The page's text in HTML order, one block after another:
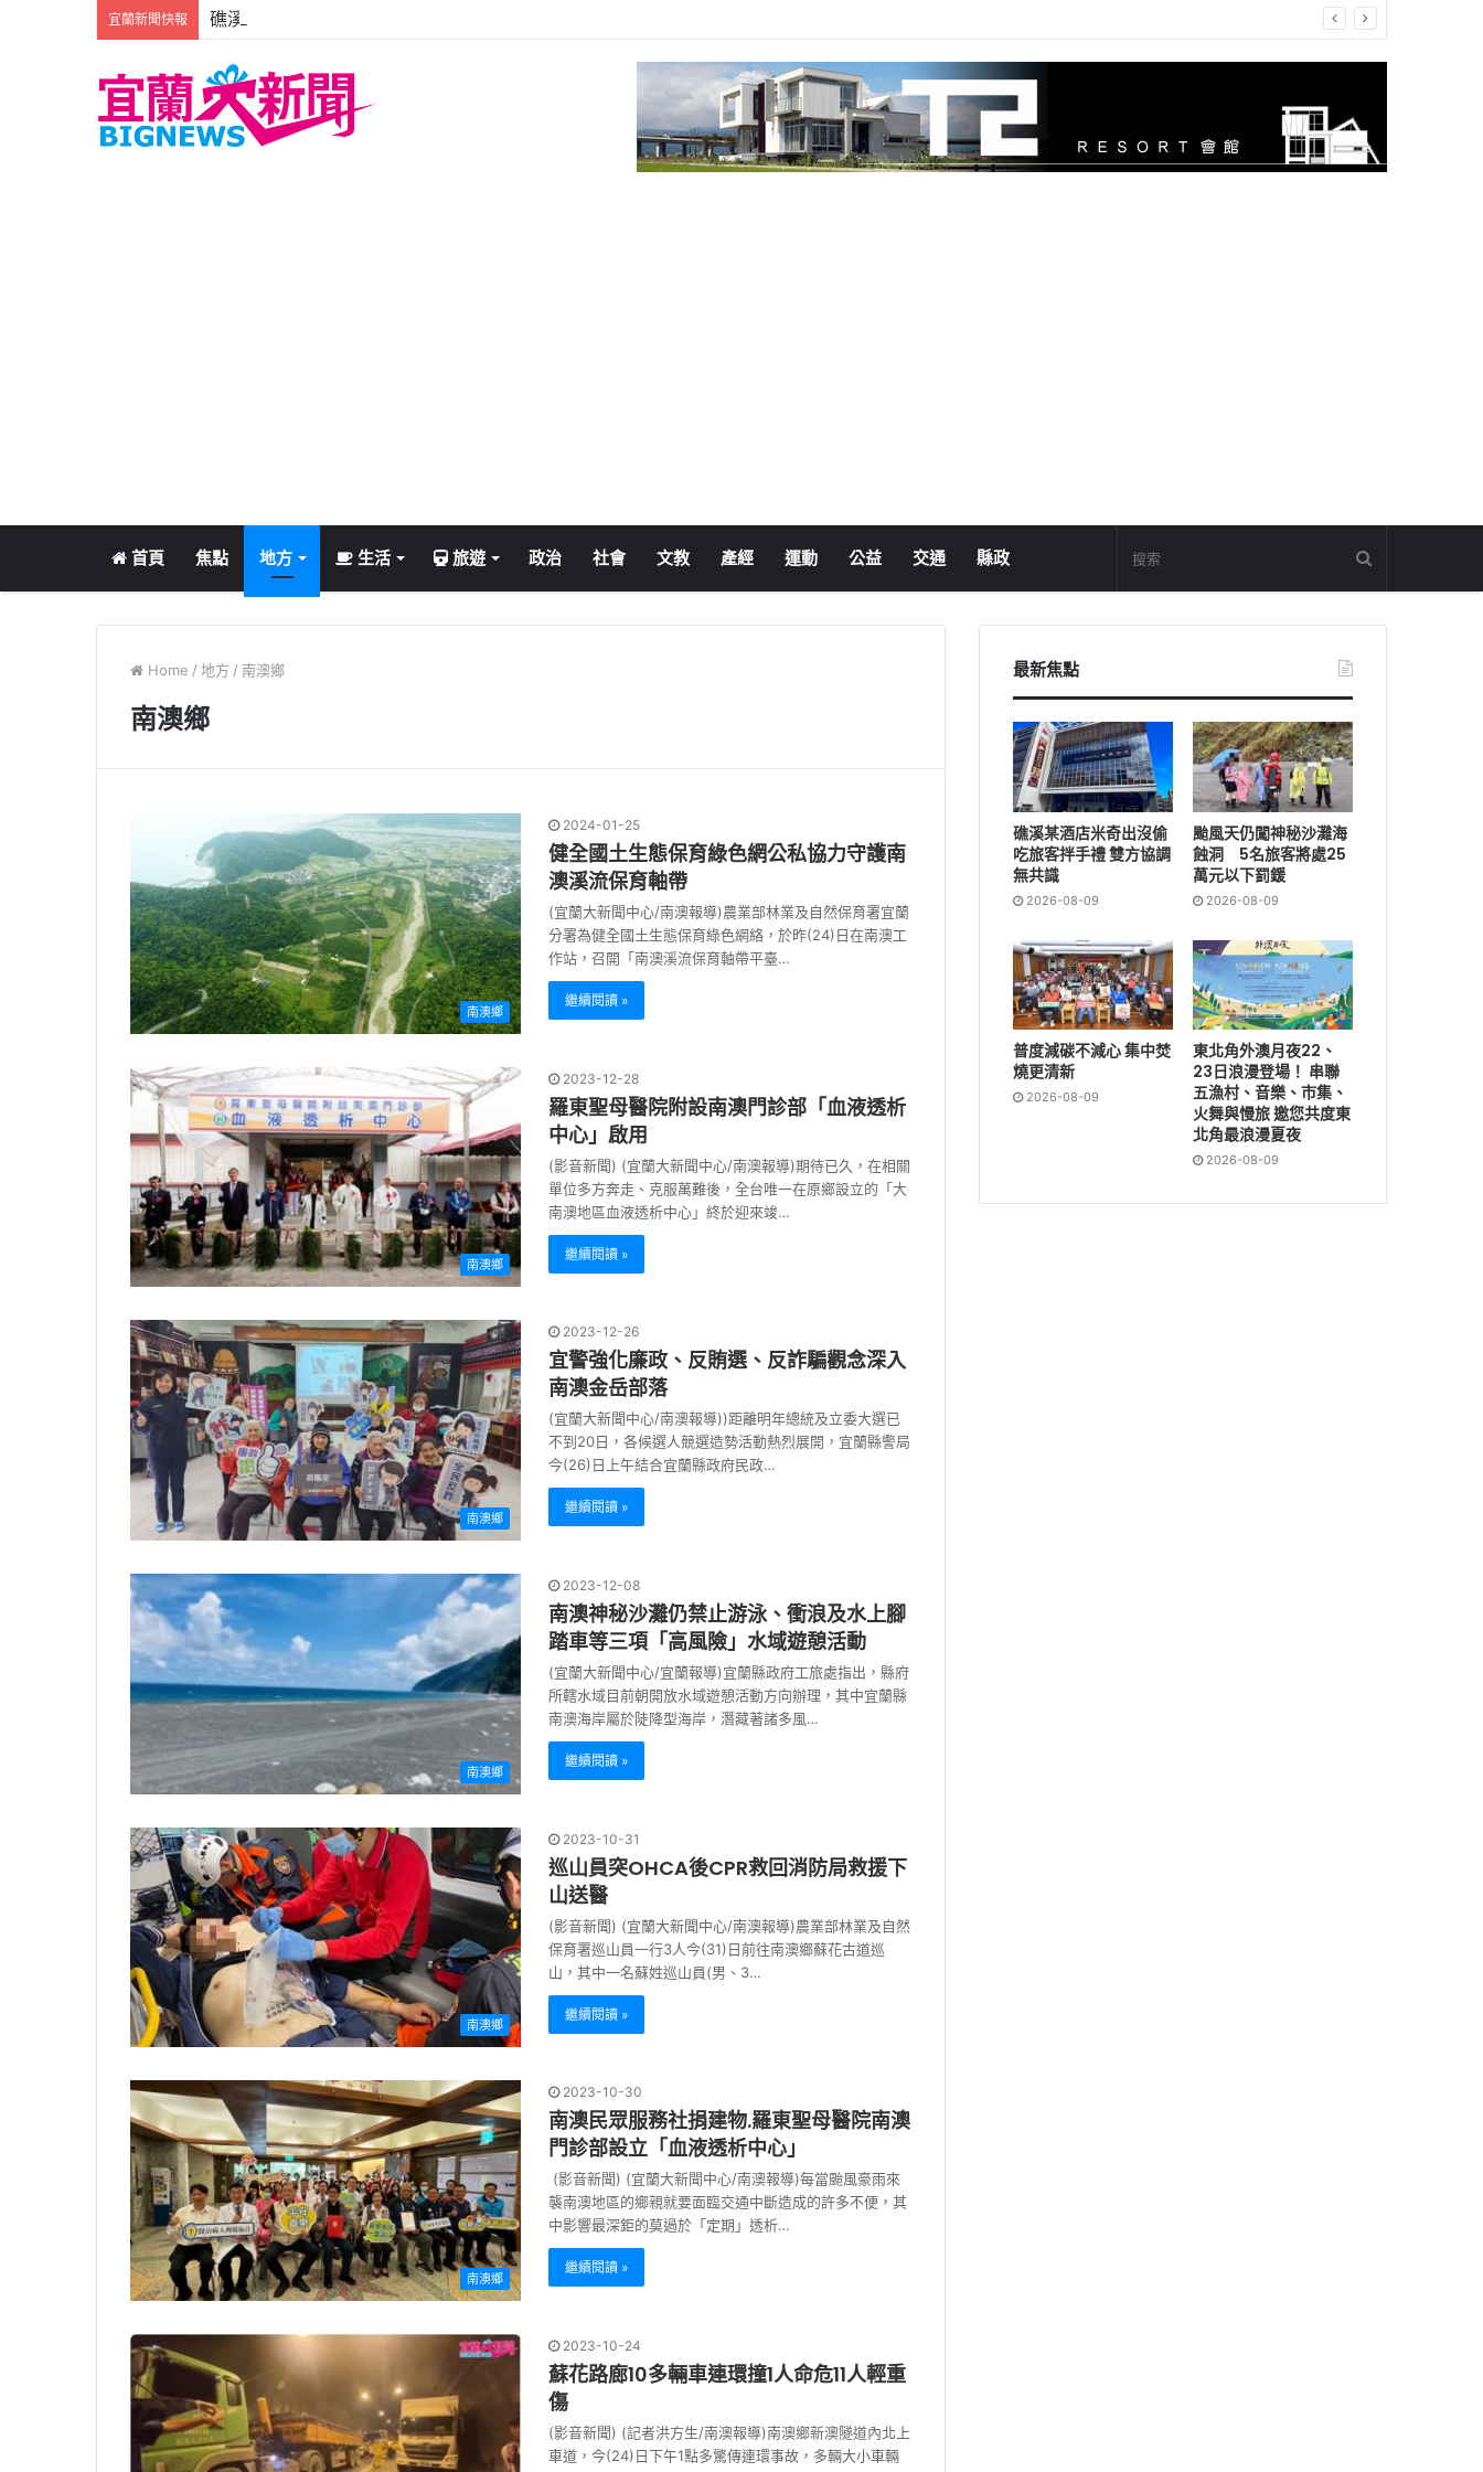
宜蘭新聞快報 礁溪某酒店米奇出沒偷吃旅客拌手禮 雙方協調無共識
首頁 焦點 地方 生活 旅遊 政治 社會 文教 產經 運動 公益 交通 縣政
Home / 地方 / 南澳鄉
南澳鄉
南澳鄉
2024-01-25
健全國土生態保育綠色網公私協力守護南
澳溪流保育軸帶
(宜蘭大新聞中心/南澳報導)農業部林業及自然保育署宜蘭
分署為健全國土生態保育綠色網絡，於昨(24)日在南澳工
作站，召開「南澳溪流保育軸帶平臺…
繼續閱讀 »
南澳鄉
2023-12-28
羅東聖母醫院附設南澳門診部「血液透析
中心」啟用
(影音新聞) (宜蘭大新聞中心/南澳報導)期待已久，在相關
單位多方奔走、克服萬難後，全台唯一在原鄉設立的「大
南澳地區血液透析中心」終於迎來竣…
繼續閱讀 »
南澳鄉
2023-12-26
宜警強化廉政、反賄選、反詐騙觀念深入
南澳金岳部落
(宜蘭大新聞中心/南澳報導))距離明年總統及立委大選已
不到20日，各候選人競選造勢活動熱烈展開，宜蘭縣警局
今(26)日上午結合宜蘭縣政府民政…
繼續閱讀 »
南澳鄉
2023-12-08
南澳神秘沙灘仍禁止游泳、衝浪及水上腳
踏車等三項「高風險」水域遊憩活動
(宜蘭大新聞中心/宜蘭報導)宜蘭縣政府工旅處指出，縣府
所轄水域目前朝開放水域遊憩活動方向辦理，其中宜蘭縣
南澳海岸屬於陡降型海岸，潛藏著諸多風…
繼續閱讀 »
南澳鄉
2023-10-31
巡山員突OHCA後CPR救回消防局救援下
山送醫
(影音新聞) (宜蘭大新聞中心/南澳報導)農業部林業及自然
保育署巡山員一行3人今(31)日前往南澳鄉蘇花古道巡
山，其中一名蘇姓巡山員(男、3…
繼續閱讀 »
南澳鄉
2023-10-30
南澳民眾服務社捐建物.羅東聖母醫院南澳
門診部設立「血液透析中心」
(影音新聞) (宜蘭大新聞中心/南澳報導)每當颱風豪雨來
襲南澳地區的鄉親就要面臨交通中斷造成的許多不便，其
中影響最深鉅的莫過於「定期」透析…
繼續閱讀 »
2023-10-24
蘇花路廊10多輛車連環撞1人命危11人輕重
傷
(影音新聞) (記者洪方生/南澳報導)南澳鄉新澳隧道內北上
車道，今(24)日下午1點多驚傳連環事故，多輛大小車輛
最新焦點
礁溪某酒店米奇出沒偷
吃旅客拌手禮 雙方協調
無共識
2026-08-09
颱風天仍闖神秘沙灘海
蝕洞 5名旅客將處25
萬元以下罰鍰
2026-08-09
普度減碳不減心 集中焚
燒更清新
2026-08-09
東北角外澳月夜22、
23日浪漫登場！ 串聯
五漁村、音樂、市集、
火舞與慢旅 邀您共度東
北角最浪漫夏夜
2026-08-09